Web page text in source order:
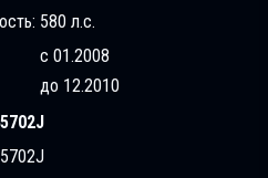
580 л.с.
с 01.2008
до 12.2010